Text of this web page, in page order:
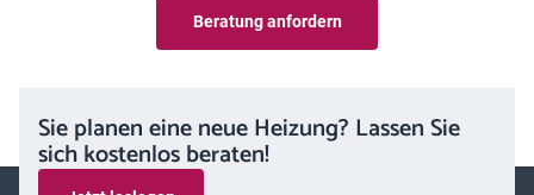
Beratung anfordern
Sie planen eine neue Heizung? Lassen Sie
sich kostenlos beraten!